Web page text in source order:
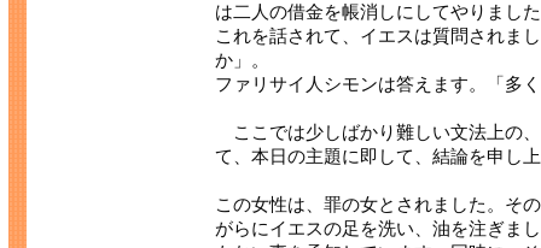
は二人の借金を帳消しにしてやりまし
これを話されて、イエスは質問されま
か」。
ファリサイ人シモンは答えます。「多
ここでは少しばかり難しい文法上の
て、本日の主題に即して、結論を申し
この女性は、罪の女とされました。そ
がらにイエスの足を洗い、油を注ぎま